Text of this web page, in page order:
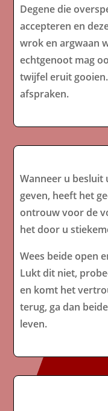
Degene die
accepteren en
wrok en argwaan
echtgenoot mag
twijfel eruit
afspraken.
Wanneer u besluit
geven, heeft het
ontrouw voor de
het door u
Wees beide open
Lukt dit niet,
en komt het
terug, ga dan
leven.